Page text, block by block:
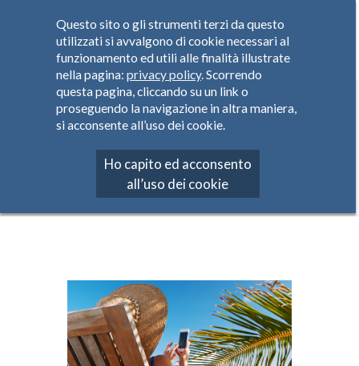
VOCE ED SMS
Offerta
Voce ed SMS
Questo sito o gli strumenti terzi da questo
utilizzati si avvalgono di cookie necessari al
funzionamento ed utili alle finalità illustrate
nella pagina:privacy policy. Scorrendo
questa pagina, cliccando su un link o
proseguendo la navigazione in altra maniera,
si acconsente all’uso dei cookie.
Ho capito ed acconsento
all’uso dei cookie